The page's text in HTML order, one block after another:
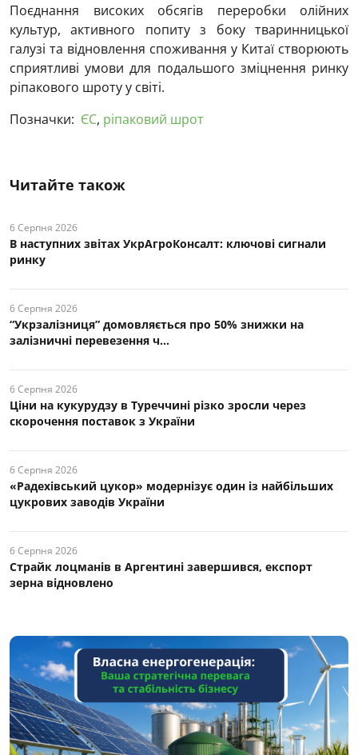
Поєднання високих обсягів переробки олійних
культур, активного попиту з боку тваринницької
галузі та відновлення споживання у Китаї створюють
сприятливі умови для подальшого зміцнення ринку
ріпакового шроту у світі.
Позначки: ЄС, ріпаковий шрот
Читайте також
6 Серпня 2026
В наступних звітах УкрАгроКонсалт: ключові cигнали
ринку
6 Серпня 2026
“Укрзалізниця” домовляється про 50% знижки на
залізничні перевезення ч...
6 Серпня 2026
Ціни на кукурудзу в Туреччині різко зросли через
скорочення поставок з України
6 Серпня 2026
«Радехівський цукор» модернізує один із найбільших
цукрових заводів України
6 Серпня 2026
Страйк лоцманів в Аргентині завершився, експорт
зерна відновлено